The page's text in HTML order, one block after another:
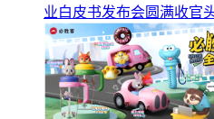
业白皮书发布会圆满收官